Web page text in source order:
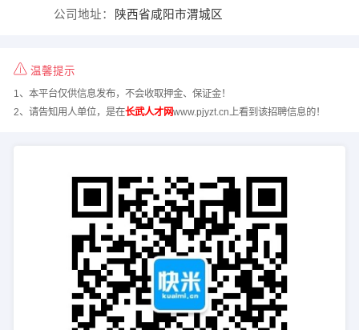
公司地址： 陕西省咸阳市渭城区
温馨提示
1、本平台仅供信息发布，不会收取押金、保证金！
2、请告知用人单位，是在长武人才网www.pjyzt.cn上看到该招聘信息的！